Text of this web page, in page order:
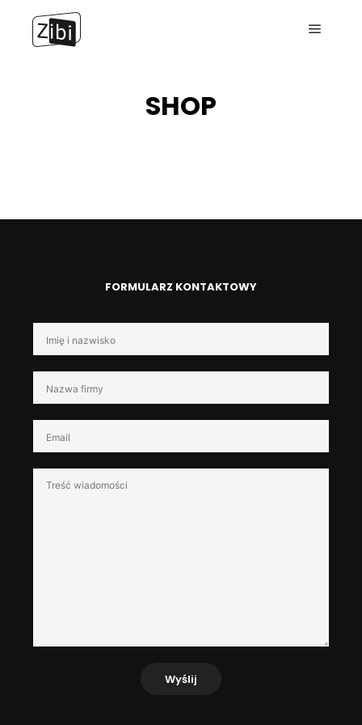
SHOP
FORMULARZ KONTAKTOWY
Wyślij